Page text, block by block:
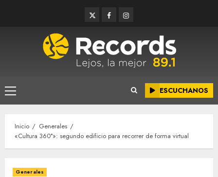
TwitterFacebookInstagram
Menú
principal
ESCUCHANOS
Inicio
Generales
«Cultura 360°»: segundo edificio para recorrer de forma virtual
Generales